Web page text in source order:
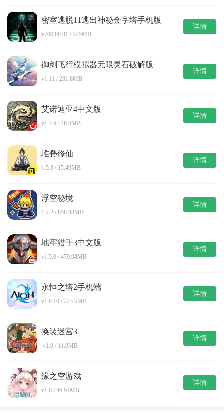
密室逃脱11逃出神秘金字塔手机版
v700.00.01 / 225MB
详情
御剑飞行模拟器无限灵石破解版
v1.11 / 231.8MB
详情
艾诺迪亚4中文版
v1.3.6 / 46.8MB
详情
堆叠修仙
1.5.3 / 15.49MB
详情
浮空秘境
1.2.2 / 858.88MB
详情
地牢猎手3中文版
v1.5.0 / 470.94MB
详情
永恒之塔2手机端
v1.0.10 / 223.5MB
详情
换装迷宫3
v1.0 / 11.0MB
详情
缘之空游戏
v1.0 / 46.94MB
详情